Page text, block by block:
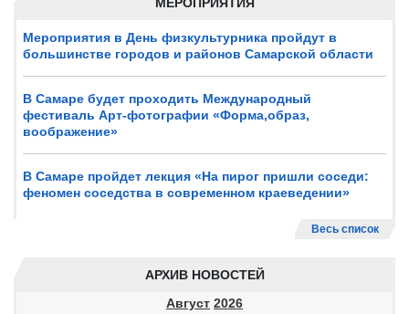
Мероприятия в День физкультурника пройдут в
большинстве городов и районов Самарской области
В Самаре будет проходить Международный
фестиваль Арт-фотографии «Форма,образ,
воображение»
В Самаре пройдет лекция «На пирог пришли соседи:
феномен соседства в современном краеведении»
Весь список
АРХИВ НОВОСТЕЙ
Август 2026